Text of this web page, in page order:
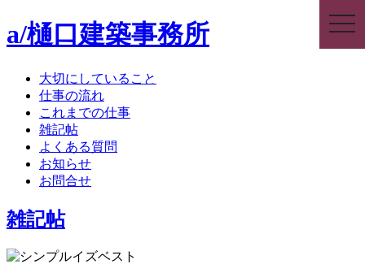
a/樋口建築事務所
大切にしていること
仕事の流れ
これまでの仕事
雑記帖
よくある質問
お知らせ
お問合せ
雑記帖